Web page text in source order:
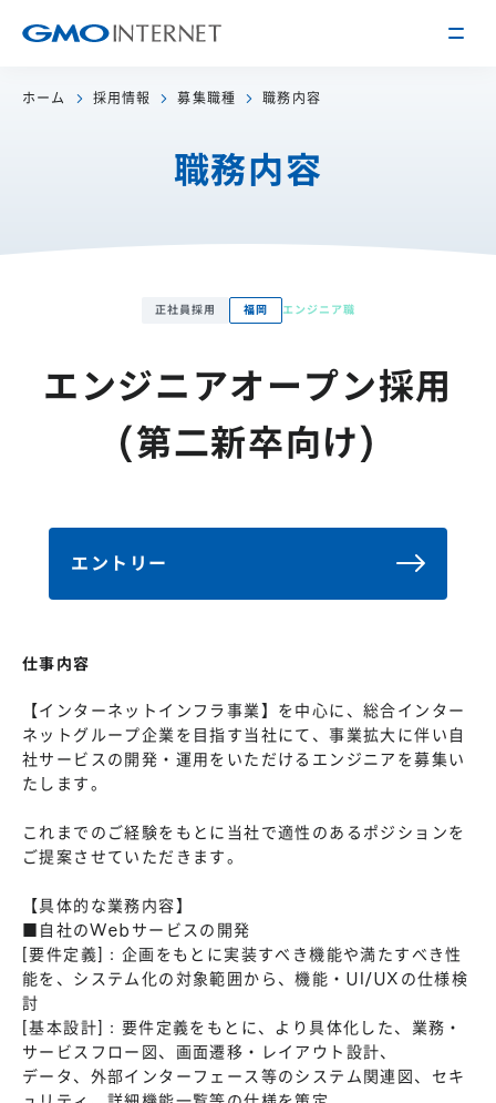
役員紹介
サービス
広告・メディア事業
事業内容・戦略
IRライブラリー
株式・格付情報
障がい者採用
キャリア/アルバイト採用
新卒採用
ホーム 採用情報 募集職種 職務内容
職務内容
正社員採用 福岡 エンジニア職
エンジニアオープン採用
(第二新卒向け)
エントリー
仕事内容
【インターネットインフラ事業】を中心に、総合インター
ネットグループ企業を目指す当社にて、事業拡大に伴い自
社サービスの開発・運用をいただけるエンジニアを募集い
たします。
これまでのご経験をもとに当社で適性のあるポジションを
ご提案させていただきます。
【具体的な業務内容】
■自社のWebサービスの開発
[要件定義]：企画をもとに実装すべき機能や満たすべき性
能を、システム化の対象範囲から、機能・UI/UXの仕様検
討
[基本設計]：要件定義をもとに、より具体化した、業務・
サービスフロー図、画面遷移・レイアウト設計、
データ、外部インターフェース等のシステム関連図、セキ